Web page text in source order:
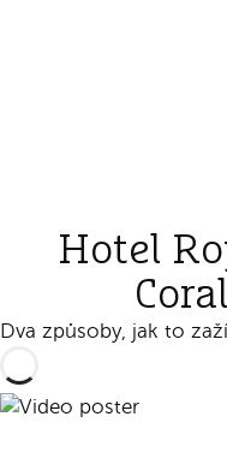
Hotel
Dva způsoby, jak to